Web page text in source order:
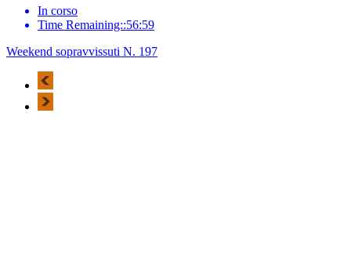
In corso
Time Remaining::56:59
Weekend sopravvissuti N. 197